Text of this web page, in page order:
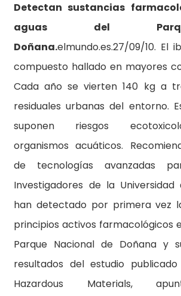
Detectan sustancias
aguas del
Doñana.elmundo.es.27/09/10. El
compuesto hallado en mayores
Cada año se vierten 140 kg a
residuales urbanas del entorno.
suponen riesgos
organismos acuáticos.
de tecnologías avanzadas
Investigadores de la Universidad
han detectado por primera vez
principios activos farmacológicos
Parque Nacional de Doñana y
resultados del estudio
Hazardous Materials,